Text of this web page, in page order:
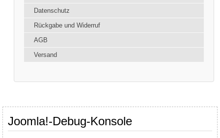
Datenschutz
Rückgabe und Widerruf
AGB
Versand
Joomla!-Debug-Konsole